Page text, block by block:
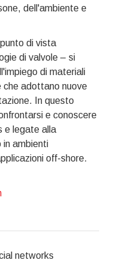
dell'ambiente e
di vista
di valvole – si
di materiali
che adottano nuove
In questo
e conoscere
e legate alla
in ambienti
off-shore.
networks